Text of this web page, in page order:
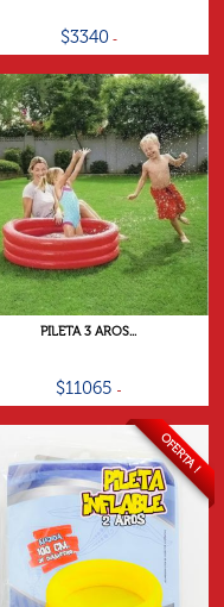
$3340
PILETA 3 AROS...
$11065
OFERTA !